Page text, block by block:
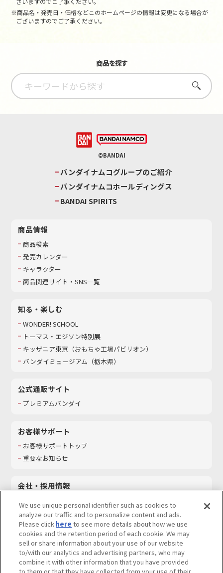
※商品名・発売日・価格などこのホームページの情報は変更になる場合が
ございますのでご了承ください。
商品を探す
さがす
©BANDAI
バンダイナムコグループのご紹介
バンダイナムコホールディングス
BANDAI SPIRITS
商品情報
商品検索
発売カレンダー
キャラクター
商品関連サイト・SNS一覧
知る・楽しむ
WONDER! SCHOOL
トーマス・エジソン特別展
キッザニア東京（おもちゃ工場パビリオン）​
バンダイミュージアム（栃木県）
公式通販サイト
プレミアムバンダイ
お客様サポート
お客様サポートトップ
重要なお知らせ
会社・採用情報
採用情報
サステナビリティ
お問い合わせ
We use unique personal identifier such as cookies to
analyze our traffic and to personalize content and ads.
Please click here to see more details about how we use
cookies and the retention period of each cookie. We may
sell or share information about your use of our website
to/with our analytics and advertising partners, who may
combine it with other information that you have provided